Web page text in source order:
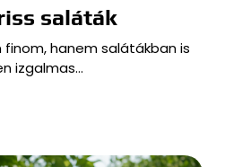
saláták
hanem salátákban is
izgalmas…